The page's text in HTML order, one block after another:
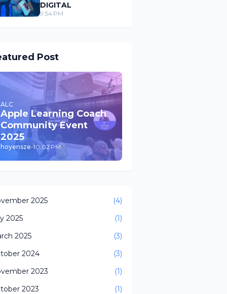
DIGITAL
9:54 PM
Post
ALC
Apple Learning Coach
Community Event
2025
hoyensze-10:02 PM
2025
(4)
2025
(1)
2025
(3)
2024
(3)
2023
(1)
2023
(1)